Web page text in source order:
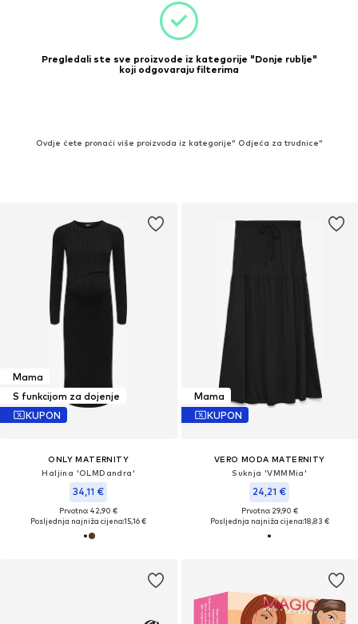
Pregledali ste sve proizvode iz kategorije "Donje rublje"
koji odgovaraju filterima
Ovdje ćete pronaći više proizvoda iz kategorije" Odjeća za trudnice"
Mama
S funkcijom za dojenje
KUPON
ONLY MATERNITY
Haljina 'OLMDandra'
34,11 €
Prvotno: 42,90 €
Posljednja najniža cijena:15,16 €
Mama
KUPON
VERO MODA MATERNITY
Suknja 'VMMMia'
24,21 €
Prvotno: 29,90 €
Posljednja najniža cijena:18,83 €